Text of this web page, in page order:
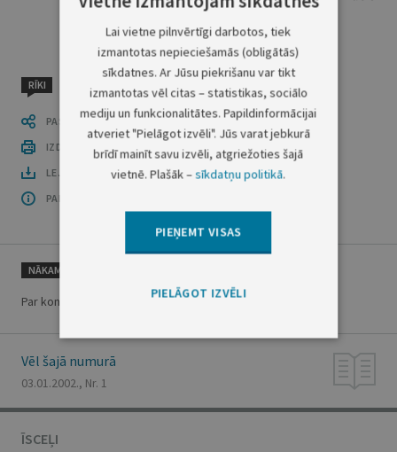
RĪKI
PASTĀSTI CITIEM
IZDRUKĀT PUBLIKĀCIJU
LEJUPLĀDĒT LAIDIENU (PDF)
PAR OFICIĀLO IZDEVUMU
NĀKAMAIS
Par konvertējamo valūtu kursiem
Vēl šajā numurā
03.01.2002., Nr. 1
ĪSCEĻI
Lai vietne pilnvērtīgi darbotos, tiek
izmantotas nepieciešamās (obligātās)
sīkdatnes. Ar Jūsu piekrišanu var tikt
izmantotas vēl citas – statistikas, sociālo
mediju un funkcionalitātes. Papildinformācijai
atveriet "Pielāgot izvēli". Jūs varat jebkurā
brīdī mainīt savu izvēli, atgriežoties šajā
vietnē. Plašāk –sīkdatņu politikā.
PIEŅEMT VISAS
PIELĀGOT IZVĒLI